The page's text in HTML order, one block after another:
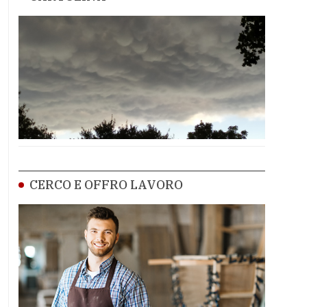
CERCO E OFFRO LAVORO